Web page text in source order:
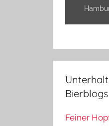
Bierblogs
Feiner